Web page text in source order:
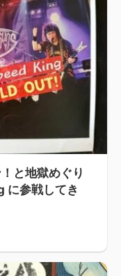
と地獄めぐり
に参戦してき